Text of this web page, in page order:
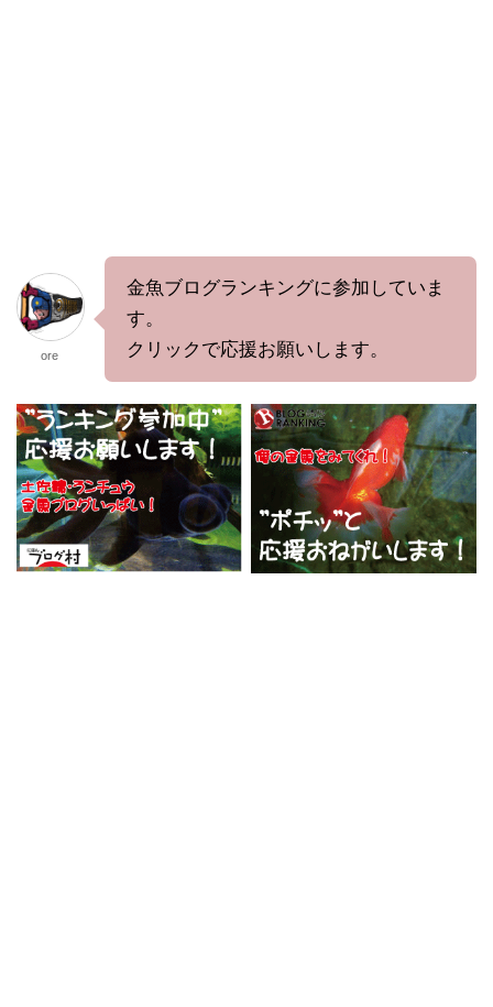
ore
金魚ブログランキングに参加していま
す。
クリックで応援お願いします。